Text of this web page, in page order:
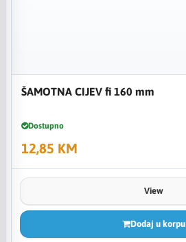
ŠAMOTNA CIJEV fi 160 mm
Dostupno
12,85 KM
View
Dodaj u korpu